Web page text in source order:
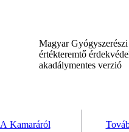
Magyar
értékteremtő
akadálymentes verzió
A Kamaráról